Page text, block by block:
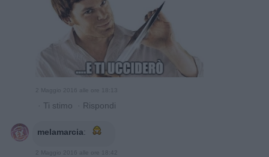
· Ti stimo · Rispondi
melamarcia:
2 Maggio 2016 alle ore 18:42